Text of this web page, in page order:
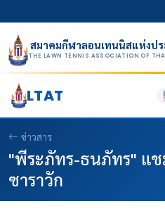
สมาคมกีฬาลอนเทนนิสแห่งป
THE LAWN TENNIS ASSOCIATION OF
LTAT
ข่าวสาร
"พีระภัทร-ธนภัทร" แ
ซาราวัก